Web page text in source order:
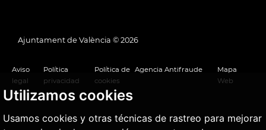
Utilizamos cookies
Usamos cookies y otras técnicas de rastreo para mejorar
Ajuntament de València © 2026
Aviso
legal
Política
privacidad
Política de
cookies
Agencia Antifraude
Mapa
Web